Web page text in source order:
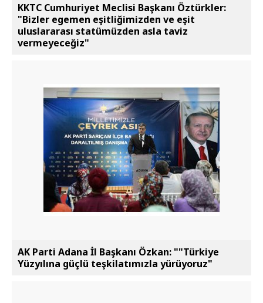
KKTC Cumhuriyet Meclisi Başkanı Öztürkler:
"Bizler egemen eşitliğimizden ve eşit
uluslararası statümüzden asla taviz
vermeyeceğiz"
AK Parti Adana İl Başkanı Özkan: ""Türkiye
Yüzyılına güçlü teşkilatımızla yürüyoruz"